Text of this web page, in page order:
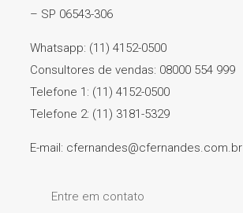
– SP 06543-306
Whatsapp: (11) 4152-0500
Consultores de vendas: 08000 554 999
Telefone 1: (11) 4152-0500
Telefone 2: (11) 3181-5329
E-mail: cfernandes@cfernandes.com.br
Entre em contato